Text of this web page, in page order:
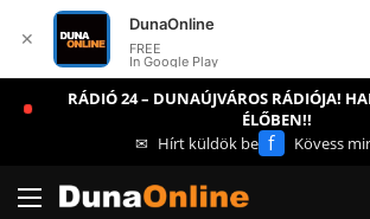
RÁDIÓ 24 – DUNAÚJVÁROS RÁDIÓJA!
ÉLŐBEN!!
✉ Hírt küldök be f Kövess
Menü
✕
DunaOnline
FREE
In Google Play